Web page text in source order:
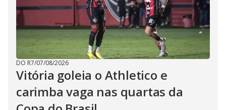
DO R7/07/08/2026
Vitória goleia o Athletico e
carimba vaga nas quartas da